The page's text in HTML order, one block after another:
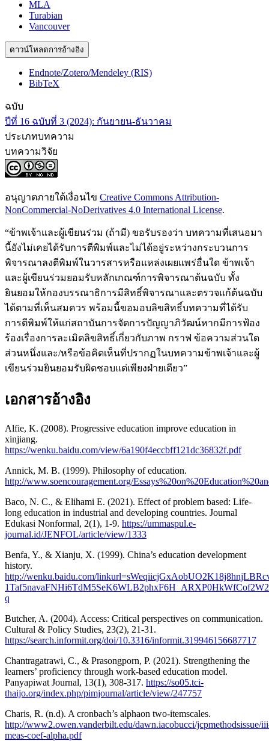
MLA
Turabian
Vancouver
ดาวน์โหลดการอ้างอิง
Endnote/Zotero/Mendeley (RIS)
BibTeX
ฉบับ
ปีที่ 16 ฉบับที่ 3 (2024): กันยายน-ธันวาคม
ประเภทบทความ
บทความวิจัย
อนุญาตภายใต้เงื่อนไข Creative Commons Attribution-
NonCommercial-NoDerivatives 4.0 International License.
“ข้าพเจ้าและผู้เขียนร่วม (ถ้ามี) ขอรับรองว่า บทความที่เสนอมา
นี้ยังไม่เคยได้รับการตีพิมพ์และไม่ได้อยู่ระหว่างกระบวนการ
พิจารณาลงตีพิมพ์ในวารสารหรือแหล่งเผยแพร่อื่นใด ข้าพเจ้า
และผู้เขียนร่วมยอมรับหลักเกณฑ์การพิจารณาต้นฉบับ ทั้ง
ยินยอมให้กองบรรณาธิการมีสิทธิ์พิจารณาและตรวจแก้ต้นฉบับ
ได้ตามที่เห็นสมควร พร้อมนี้ขอมอบลิขสิทธิ์บทความที่ได้รับ
การตีพิมพ์ให้แก่สถาบันการจัดการปัญญาภิวัฒน์หากมีการฟ้อง
ร้องเรื่องการละเมิดลิขสิทธิ์เกี่ยวกับภาพ กราฟ ข้อความส่วนใด
ส่วนหนึ่งและ/หรือข้อคิดเห็นที่ปรากฏในบทความข้าพเจ้าและผู้
เขียนร่วมยินยอมรับผิดชอบแต่เพียงฝ่ายเดียว”
เอกสารอ้างอิง
Alfie, K. (2008). Progressive education improve education in
xinjiang.
https://wenku.baidu.com/view/6a190f4eccbff121dc36832f.pdf
Annick, M. B. (1999). Philosophy of education.
http://www.soencouragement.org/
Baco, N. C., & Elihami E. (2021). Effect of problem based: Life-
long education in industrial and developing countries. Journal
Edukasi Nonformal, 2(1), 1-9. https://ummaspul.e-
journal.id/JENFOL/article/view/1333
Benfa, Y., & Xianju, X. (1999). China’s education development
history.
http://wenku.baidu.com/
q
Butcher, A. (2004). Access: Critical perspectives on communication.
Cultural & Policy Studies, 23(2), 21-31.
https://search.informit.org/doi/10.3316/informit.319946156687717
Chantragatrawi, C., & Prasongporn, P. (2021). Strengthening the
learners’ proficiency through work-based education model.
Panyapiwat Journal, 13(1), 308-317. https://so05.tci-
thaijo.org/index.php/pimjournal/article/view/247757
Charis, R. (n.d). A cronbach’s alphaon two-itemscales.
http://www2.owen.vanderbilt.edu/dawn.iacobucci/jcpmethodsissue/
meas-coef-alpha.pdf